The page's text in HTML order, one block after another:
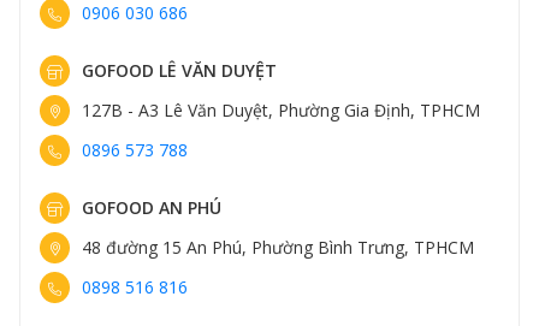
0906 030 686
GOFOOD LÊ VĂN DUYỆT
127B - A3 Lê Văn Duyệt, Phường Gia Định, TPHCM
0896 573 788
GOFOOD AN PHÚ
48 đường 15 An Phú, Phường Bình Trưng, TPHCM
0898 516 816